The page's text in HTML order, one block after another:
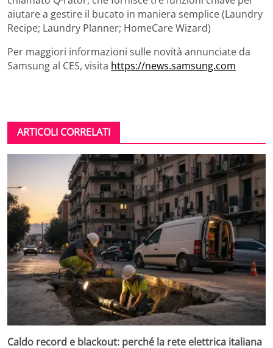
aiutare a gestire il bucato in maniera semplice (Laundry
Recipe; Laundry Planner; HomeCare Wizard)
Per maggiori informazioni sulle novità annunciate da
Samsung al CES, visita https://news.samsung.com
ARTICOLI CORRELATI
Caldo record e blackout: perché la rete elettrica italiana